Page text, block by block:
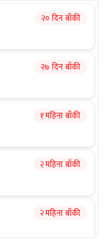
२० दिन बाँकी
२७ दिन बाँकी
१ महिना बाँकी
२ महिना बाँकी
२ महिना बाँकी